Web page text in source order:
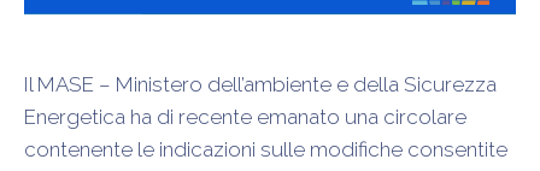
Il MASE – Ministero dell’ambiente e della Sicurezza
Energetica ha di recente emanato una circolare
contenente le indicazioni sulle modifiche consentite